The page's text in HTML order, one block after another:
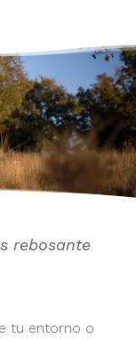
rebosante
tu entorno o